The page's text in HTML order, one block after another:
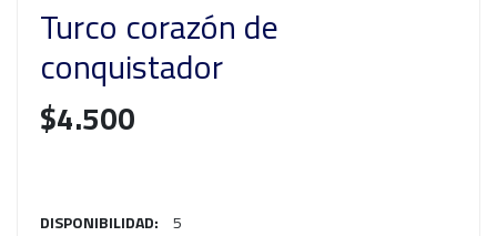
Turco corazón de
conquistador
$4.500
DISPONIBILIDAD: 5